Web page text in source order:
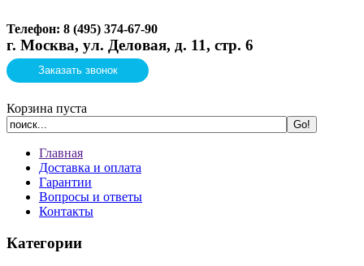
Телефон: 8 (495) 374-67-90
г. Москва, ул. Деловая, д. 11, стр. 6
Заказать звонок
Корзина пуста
Главная
Доставка и оплата
Гарантии
Вопросы и ответы
Контакты
Категории